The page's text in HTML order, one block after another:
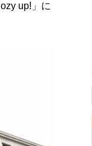
up!」に